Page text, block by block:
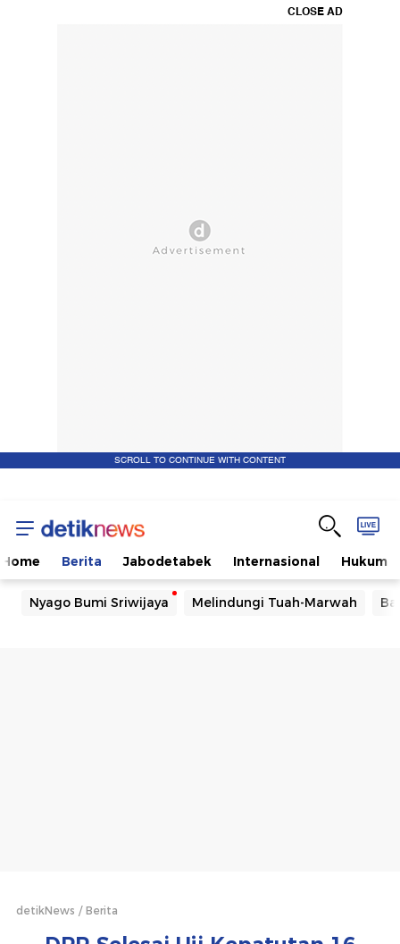
CLOSE AD
SCROLL TO CONTINUE WITH CONTENT
Home Berita Jabodetabek Internasional Hukum
Nyago Bumi Sriwijaya Melindungi Tuah-Marwah
detikNews Berita